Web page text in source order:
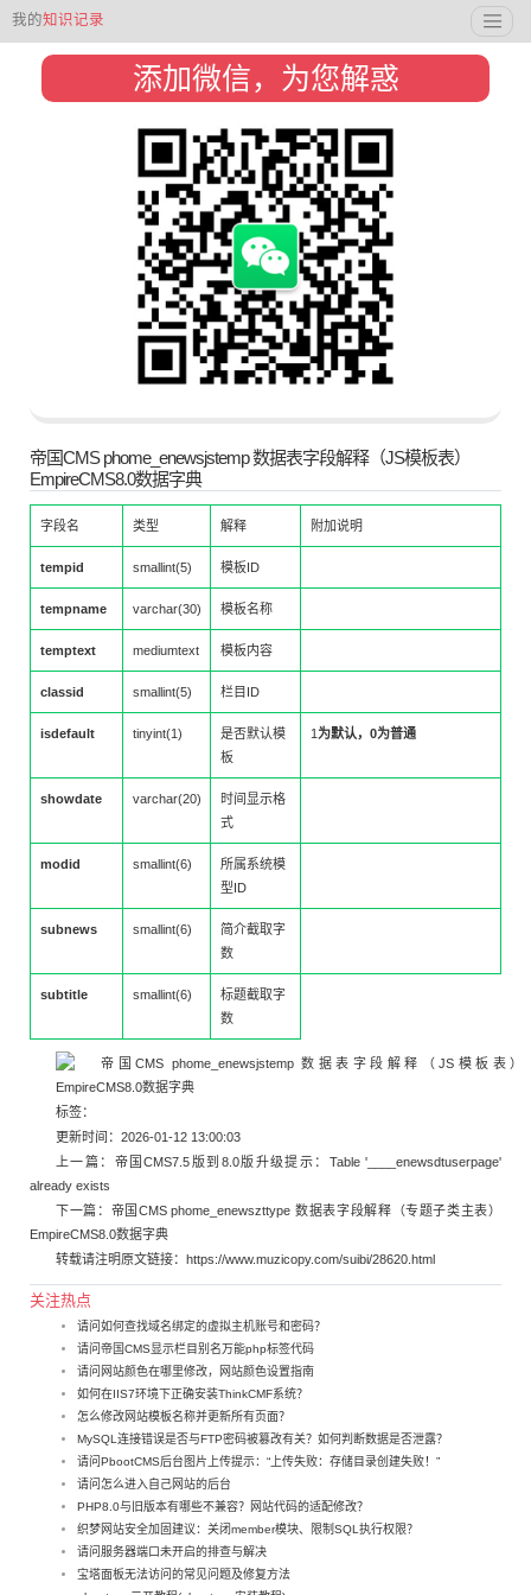
我的知识记录
添加微信，为您解惑
帝国CMS phome_enewsjstemp 数据表字段解释（JS模板表）
EmpireCMS8.0数据字典
字段名 类型 解释 附加说明
tempid smallint(5) 模板ID
tempname varchar(30) 模板名称
temptext mediumtext 模板内容
classid smallint(5) 栏目ID
isdefault tinyint(1)
是否默认模
板
1 为默认，0为普通
showdate varchar(20)
时间显示格
式
modid smallint(6)
所属系统模
型ID
subnews smallint(6)
简介截取字
数
subtitle smallint(6)
标题截取字
数
标签：
更新时间：2026-01-12 13:00:03
上一篇： 帝国CMS7.5版到8.0版升级提示：Table '____enewsdtuserpage'
already exists
下一篇： 帝国CMS phome_enewszttype 数据表字段解释（专题子类主表）
EmpireCMS8.0数据字典
转载请注明原文链接： https://www.muzicopy.com/suibi/28620.html
关注热点
请问如何查找域名绑定的虚拟主机账号和密码？
请问帝国CMS显示栏目别名万能php标签代码
请问网站颜色在哪里修改，网站颜色设置指南
如何在IIS7环境下正确安装ThinkCMF系统？
怎么修改网站模板名称并更新所有页面？
MySQL连接错误是否与FTP密码被篡改有关？如何判断数据是否泄露？
请问PbootCMS后台图片上传提示：“上传失败：存储目录创建失败！”
请问怎么进入自己网站的后台
PHP8.0与旧版本有哪些不兼容？网站代码的适配修改？
织梦网站安全加固建议：关闭member模块、限制SQL执行权限？
请问服务器端口未开启的排查与解决
宝塔面板无法访问的常见问题及修复方法